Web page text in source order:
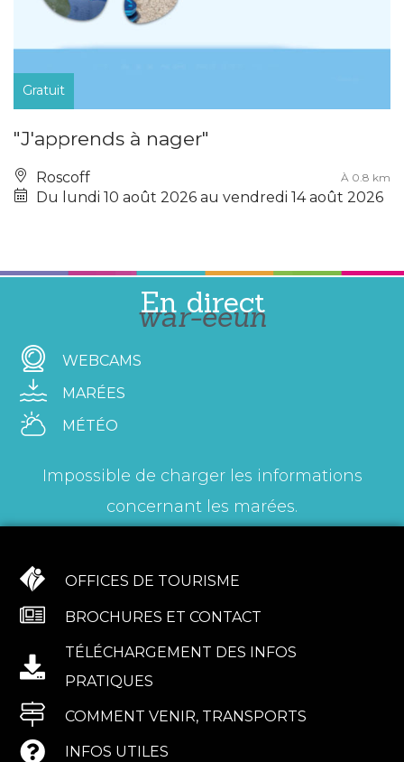
Gratuit
"J'apprends à nager"
Roscoff À 0.8 km
Du lundi 10 août 2026 au vendredi 14 août 2026
En direct
war-eeun
WEBCAMS
MARÉES
MÉTÉO
Impossible de charger les informations
concernant les marées.
OFFICES DE TOURISME
BROCHURES ET CONTACT
TÉLÉCHARGEMENT DES INFOS
PRATIQUES
COMMENT VENIR, TRANSPORTS
INFOS UTILES